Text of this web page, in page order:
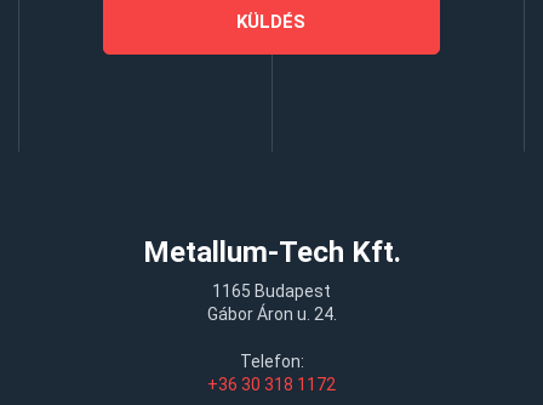
Metallum-Tech Kft.
1165 Budapest
Gábor Áron u. 24.
Telefon:
+36 30 318 1172